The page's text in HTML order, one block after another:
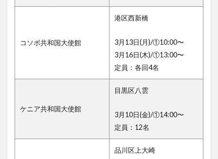
コソボ共和国大使館
港区西新橋
3月13日(月)/①10:00〜
3月16日(木)/①13:00〜
定員：各回4名
ケニア共和国大使館
目黒区八雲
3月10日(金)/①14:00〜
定員：12名
品川区上大崎